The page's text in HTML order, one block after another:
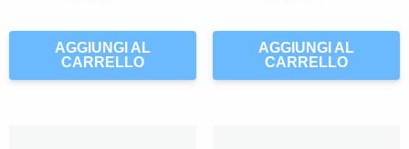
AGGIUNGI AL
CARRELLO
AGGIUNGI AL
CARRELLO